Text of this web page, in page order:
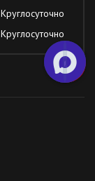
Круглосуточно
Круглосуточно